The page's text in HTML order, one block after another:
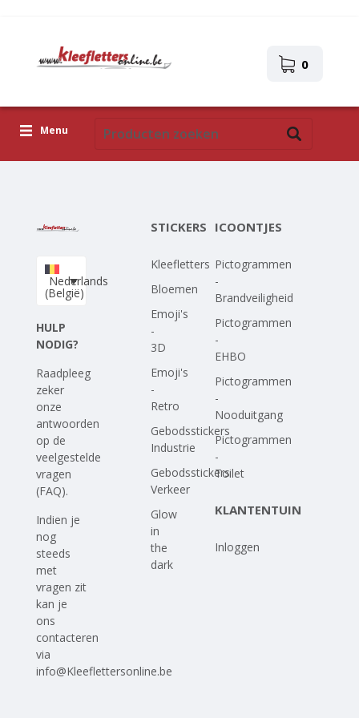
0
Menu
Upload je eigen ontwerp
Corona Covid-19
Nederlands
(België)
HULP
NODIG?
Raadpleeg
zeker
onze
antwoorden
op de
veelgestelde
vragen
(FAQ).
Indien je
nog
steeds
met
vragen zit
kan je
ons
contacteren
via
info@Kleeflettersonline.be
STICKERS
Kleefletters
Bloemen
Emoji's
-
3D
Emoji's
-
Retro
Gebodsstickers
Industrie
Gebodsstickers
Verkeer
Glow
in
the
dark
ICOONTJES
Pictogrammen
-
Brandveiligheid
Pictogrammen
-
EHBO
Pictogrammen
-
Nooduitgang
Pictogrammen
-
Toilet
KLANTENTUIN
Inloggen